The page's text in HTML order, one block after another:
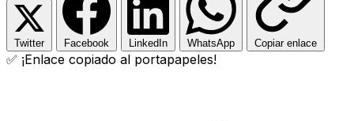
Twitter Facebook LinkedIn WhatsApp Copiar enlace
✅ ¡Enlace copiado al portapapeles!